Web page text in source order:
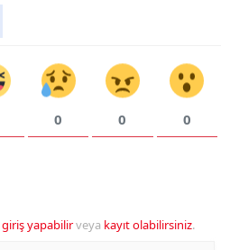
0 0 0
giriş yapabilirveya kayıt olabilirsiniz.